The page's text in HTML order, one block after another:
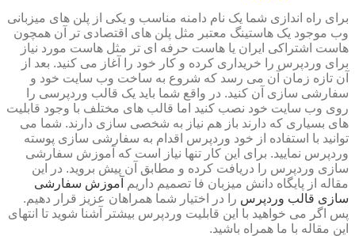
برای راه اندازی شما یک نام دامنه مناسب و یکی از پلن های میزبانی
وب موجود یک هاستینگ معتبر مثل پلن های اقتصادی تر آن همچون
هاست اشتراکی ایران یا هاست حرفه ای تر مثل هاست مورد نیاز
برای وردپرس را خریداری کرده و کار خود را آغاز می کنید. بعد از
آن تازه زمان آن می رسد که شروع به ساخت وب سایت خود و
سفارشی سازی آن کنید. در واقع شما باید یک قالب وردپرسی را
روی وب سایت خود نصب کنید اما قالب های مختلف با وجود قابلیت
های بسیاری که دارند باز هم نیاز به شخصی سازی دارند. شما می
توانید با استفاده از خود وردپرس اقدام به سفارشی سازی پوسته
وردپرس نمایید. برای این کار تنها نیاز است که آموزش سفارشی
سازی وردپرس را دریافت کرده و مطابق آن پیش بروید. در این
مقاله از پایگاه دانش میزبان فا تصمیم داریم
آموزش سفارشی
سازی قالب وردپرس را در اختیار شما همراهان عزیز قرار دهیم.
پس اگر می خواهید با این قابلیت وردپرس بیشتر آشنا شوید تا انتهای
این مقاله با ما همراه باشید.